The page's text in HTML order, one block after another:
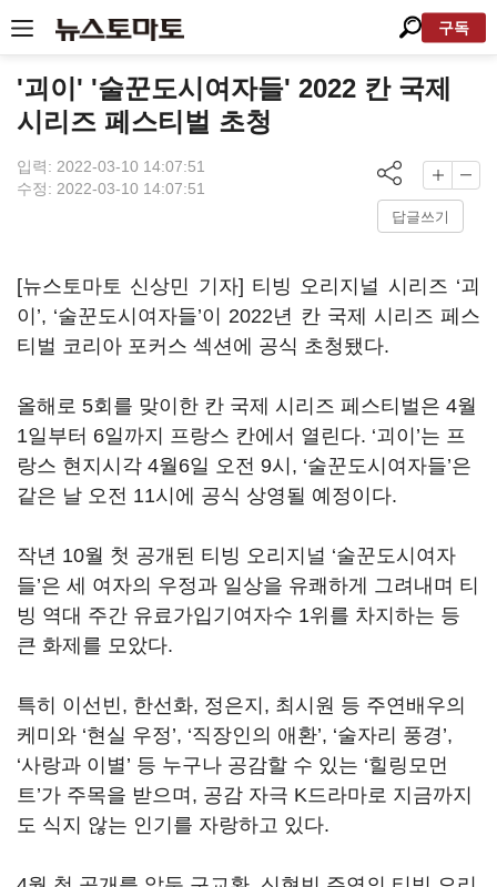
구독
'괴이' '술꾼도시여자들' 2022 칸 국제
시리즈 페스티벌 초청
입력: 2022-03-10 14:07:51
수정: 2022-03-10 14:07:51
답글쓰기
[뉴스토마토 신상민 기자] 티빙 오리지널 시리즈 ‘괴
이 ’, ‘술꾼도시여자들’이 2022년 칸 국제 시리즈 페스
티벌 코리아 포커스 섹션에 공식 초청됐다.
올해로 5회를 맞이한 칸 국제 시리즈 페스티벌은 4월
1일부터 6일까지 프랑스 칸에서 열린다. ‘괴이 ’는 프
랑스 현지시각 4월 6일 오전 9시 , ‘술꾼도시여자들’은
같은 날 오전 11시에 공식 상영될 예정이다.
작년 10월 첫 공개된 티빙 오리지널 ‘술꾼도시여자
들’은 세 여자의 우정과 일상을 유쾌하게 그려내며 티
빙 역대 주간 유료가입기여자수 1위를 차지하는 등
큰 화제를 모았다.
특히 이선빈, 한선화, 정은지 , 최시원 등 주연배우의
케미와 ‘현실 우정’, ‘직장인의 애환’, ‘술자리 풍경’,
‘사랑과 이별 ’ 등 누구나 공감할 수 있는 ‘힐링모먼
트’가 주목을 받으며 , 공감 자극 K드라마로 지금까지
도 식지 않는 인기를 자랑하고 있다.